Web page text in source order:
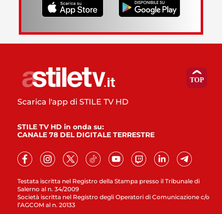
Testata iscritta nel Registro della Stampa presso il Tribunale di
Salerno al n. 34/2009
Società iscritta nel Registro degli Operatori di Comunicazione c/o
l’AGCOM al n. 20133
Scarica l'app di STILE TV HD
STILE TV HD in onda su:
CANALE 78 DEL DIGITALE TERRESTRE